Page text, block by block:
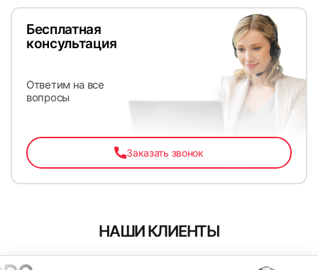
Бесплатная
консультация
Ответим на все
вопросы
Заказать звонок
НАШИ КЛИЕНТЫ